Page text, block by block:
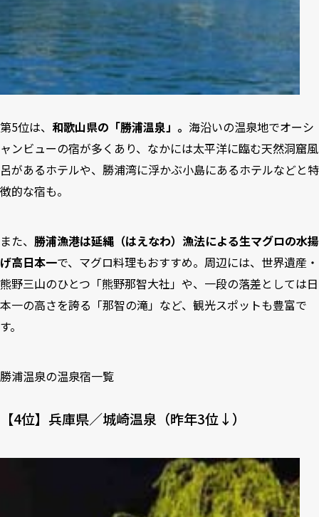
第5位は、 和歌山県の「勝浦温泉」。 海沿いの温泉地でオーシ
ャンビューの宿が多くあり、なかには太平洋に臨む天然洞窟風
呂があるホテルや、勝浦湾に浮かぶ小島にあるホテルなどと特
徴的な宿も。
また、 勝浦漁港は延縄（はえなわ）漁法による生マグロの水揚
げ高日本一で、マグロ料理もおすすめ。周辺には、世界遺産・
熊野三山のひとつ「熊野那智大社」や、一段の落差としては日
本一の高さを誇る「那智の滝」など、観光スポットも豊富で
す。
勝浦温泉の温泉宿一覧
【4位】兵庫県／城崎温泉（昨年3位↓）